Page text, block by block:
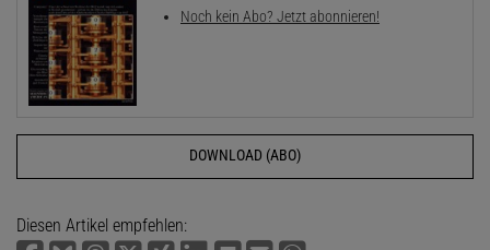
Noch kein Abo? Jetzt abonnieren!
DOWNLOAD (ABO)
Diesen Artikel empfehlen: